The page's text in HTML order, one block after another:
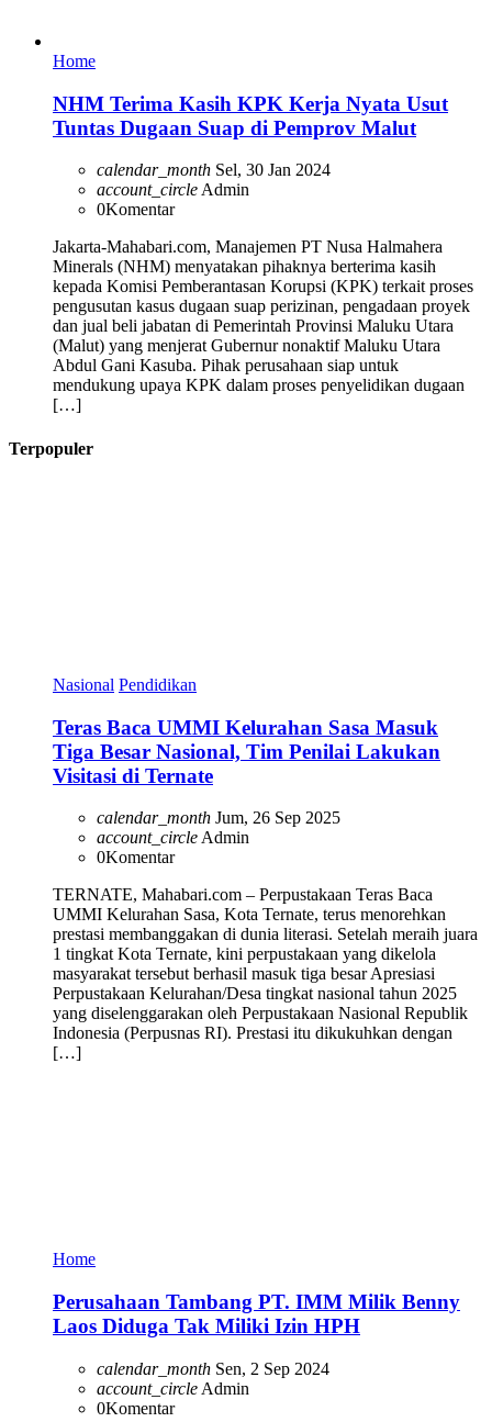
Home
NHM Terima Kasih KPK Kerja Nyata Usut
Tuntas Dugaan Suap di Pemprov Malut
calendar_month Sel, 30 Jan 2024
account_circleAdmin
0Komentar
Jakarta-Mahabari.com, Manajemen PT Nusa Halmahera
Minerals (NHM) menyatakan pihaknya berterima kasih
kepada Komisi Pemberantasan Korupsi (KPK) terkait proses
pengusutan kasus dugaan suap perizinan, pengadaan proyek
dan jual beli jabatan di Pemerintah Provinsi Maluku Utara
(Malut) yang menjerat Gubernur nonaktif Maluku Utara
Abdul Gani Kasuba. Pihak perusahaan siap untuk
mendukung upaya KPK dalam proses penyelidikan dugaan
[…]
Terpopuler
Nasional Pendidikan
Teras Baca UMMI Kelurahan Sasa Masuk
Tiga Besar Nasional, Tim Penilai Lakukan
Visitasi di Ternate
calendar_month Jum, 26 Sep 2025
account_circleAdmin
0Komentar
TERNATE, Mahabari.com – Perpustakaan Teras Baca
UMMI Kelurahan Sasa, Kota Ternate, terus menorehkan
prestasi membanggakan di dunia literasi. Setelah meraih juara
1 tingkat Kota Ternate, kini perpustakaan yang dikelola
masyarakat tersebut berhasil masuk tiga besar Apresiasi
Perpustakaan Kelurahan/Desa tingkat nasional tahun 2025
yang diselenggarakan oleh Perpustakaan Nasional Republik
Indonesia (Perpusnas RI). Prestasi itu dikukuhkan dengan
[…]
Home
Perusahaan Tambang PT. IMM Milik Benny
Laos Diduga Tak Miliki Izin HPH
calendar_month Sen, 2 Sep 2024
account_circle Admin
0Komentar